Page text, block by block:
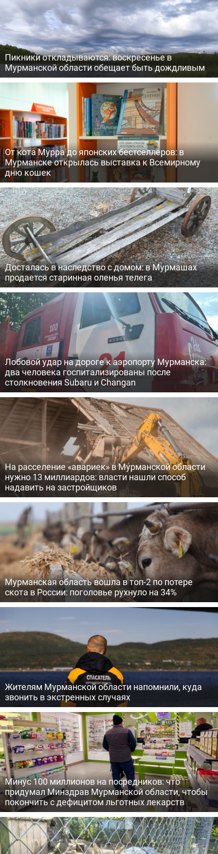
Пикники откладываются: воскресенье в
Мурманской области обещает быть дождливым
От кота Мурра до японских бестселлеров: в
Мурманске открылась выставка к Всемирному
дню кошек
Досталась в наследство с домом: в Мурмашах
продается старинная оленья телега
Лобовой удар на дороге к аэропорту Мурманска:
два человека госпитализированы после
столкновения Subaru и Changan
На расселение «авариек» в Мурманской области
нужно 13 миллиардов: власти нашли способ
надавить на застройщиков
Мурманская область вошла в топ-2 по потере
скота в России: поголовье рухнуло на 34%
Жителям Мурманской области напомнили, куда
звонить в экстренных случаях
Минус 100 миллионов на посредников: что
придумал Минздрав Мурманской области, чтобы
покончить с дефицитом льготных лекарств